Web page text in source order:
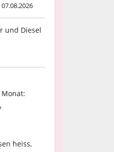
und Diesel
heiss,